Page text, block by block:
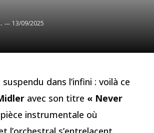
13/09/2025
dans l’infini : voilà ce
avec son titre « Never
instrumentale où